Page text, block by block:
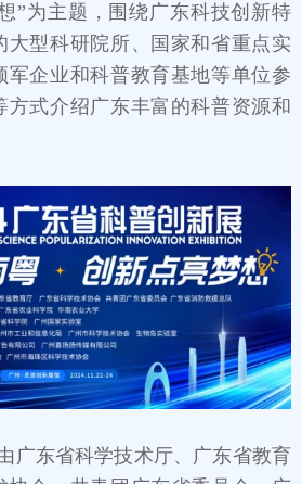
”为主题，围绕广东科技创新特
大型科研院所、国家和省重点实
军企业和科普教育基地等单位参
方式介绍广东丰富的科普资源和
广东省科学技术厅、广东省教育